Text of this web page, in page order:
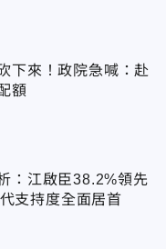
下來！政院急喊：赴
額
：江啟臣38.2%領先
支持度全面居首